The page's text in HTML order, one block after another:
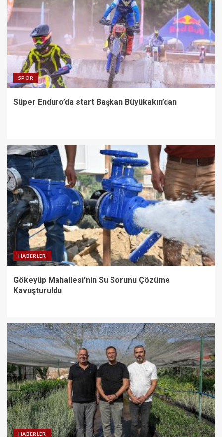
SPOR
Süper Enduro’da start Başkan Büyükakın’dan
HABERLER
Gökeyüp Mahallesi’nin Su Sorunu Çözüme
Kavuşturuldu
HABERLER